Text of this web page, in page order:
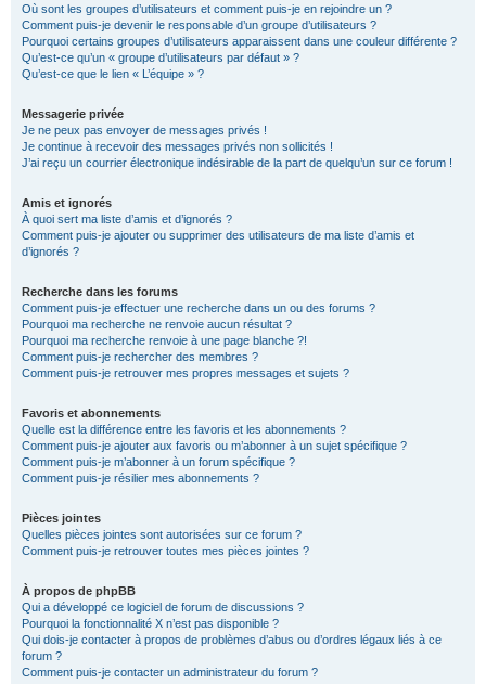
Où sont les groupes d’utilisateurs et comment puis-je en rejoindre un ?
Comment puis-je devenir le responsable d’un groupe d’utilisateurs ?
Pourquoi certains groupes d’utilisateurs apparaissent dans une couleur différente ?
Qu’est-ce qu’un « groupe d’utilisateurs par défaut » ?
Qu’est-ce que le lien « L’équipe » ?
Messagerie privée
Je ne peux pas envoyer de messages privés !
Je continue à recevoir des messages privés non sollicités !
J’ai reçu un courrier électronique indésirable de la part de quelqu’un sur ce forum !
Amis et ignorés
À quoi sert ma liste d’amis et d’ignorés ?
Comment puis-je ajouter ou supprimer des utilisateurs de ma liste d’amis et
d’ignorés ?
Recherche dans les forums
Comment puis-je effectuer une recherche dans un ou des forums ?
Pourquoi ma recherche ne renvoie aucun résultat ?
Pourquoi ma recherche renvoie à une page blanche ?!
Comment puis-je rechercher des membres ?
Comment puis-je retrouver mes propres messages et sujets ?
Favoris et abonnements
Quelle est la différence entre les favoris et les abonnements ?
Comment puis-je ajouter aux favoris ou m’abonner à un sujet spécifique ?
Comment puis-je m’abonner à un forum spécifique ?
Comment puis-je résilier mes abonnements ?
Pièces jointes
Quelles pièces jointes sont autorisées sur ce forum ?
Comment puis-je retrouver toutes mes pièces jointes ?
À propos de phpBB
Qui a développé ce logiciel de forum de discussions ?
Pourquoi la fonctionnalité X n’est pas disponible ?
Qui dois-je contacter à propos de problèmes d’abus ou d’ordres légaux liés à ce
forum ?
Comment puis-je contacter un administrateur du forum ?